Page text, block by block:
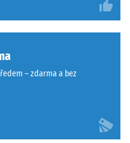
– zdarma a bez